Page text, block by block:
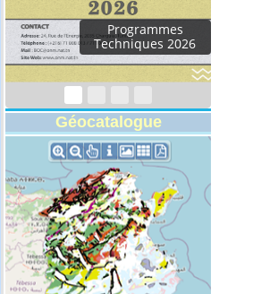
Rapport d'activités
2024
Géocatalogue